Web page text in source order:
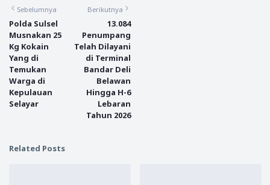
Sebelumnya
Polda Sulsel
Musnakan 25
Kg Kokain
Yang di
Temukan
Warga di
Kepulauan
Selayar
Berikutnya
13.084
Penumpang
Telah Dilayani
di Terminal
Bandar Deli
Belawan
Hingga H-6
Lebaran
Tahun 2026
Related Posts